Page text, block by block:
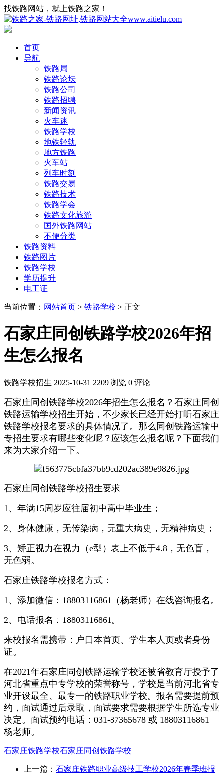
找铁路网站，就上铁路之家！
首页
导航
铁路局
铁路论坛
铁路公司
铁路招聘
新闻资讯
火车迷
铁路学校
地铁轻轨
地方铁路
火车站
列车时刻
铁路交易
铁路技术
铁路学会
铁路文化旅游
国外铁路网站
不便分类
铁路资料
铁路图片
铁路学校
学历提升
电工证
当前位置： 网站首页 > 铁路学校 > 正文
石家庄同创铁路学校2026年招
生怎么报名
铁路学校招生 2025-10-31 2209 浏览 0 评论
石家庄同创铁路学校2026年招生怎么报名？石家庄同创
铁路运输学校招生开始，不少家长已经开始打听石家庄
铁路学校报名要求的具体情况了。那么同创铁路运输中
专招生要求有哪些变化呢？应该怎么报名呢？下面我们
来为大家介绍一下。
石家庄同创铁路学校招生要求
1、年满15周岁应往届初中高中毕业生；
2、身体健康，无传染病，无重大病史，无精神病史；
3、矫正视力在视力（e型）表上不低于4.8，无色盲，
无色弱。
石家庄铁路学校报名方式：
1、添加微信：18803116861（杨老师）在线咨询报名。
2、电话报名：18803116861。
来校报名需携带：户口本首页、学生本人页或者身份
证。
在2021年石家庄同创铁路运输学校还被省教育厅授予了
河北省重点中专学校的荣誉称号，学校是当前河北省专
业开设最全、最专一的铁路职业学校。报名需要提前预
约，面试通过后录取，面试要求需要根据学生所选专业
决定。面试预约电话：031-87365678 或 18803116861
杨老师。
石家庄铁路学校石家庄同创铁路学校
上一篇： 石家庄铁路职业高级技工学校2026年春季班报